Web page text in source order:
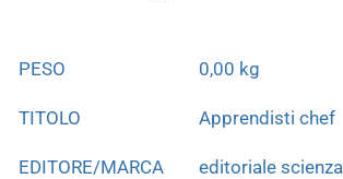
PESO 0,00 kg
TITOLO Apprendisti chef
EDITORE/MARCA editoriale scienza